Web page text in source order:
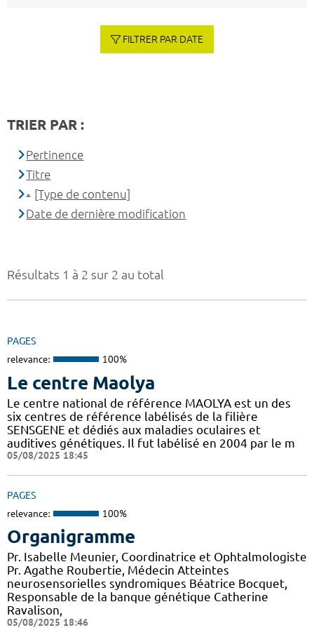
Résultats 1 à 2 sur 2 au total
PAGES
relevance: 100%
Le centre Maolya
Le centre national de référence MAOLYA est un des
six centres de référence labélisés de la filière
SENSGENE et dédiés aux maladies oculaires et
auditives génétiques. Il fut labélisé en 2004 par le m
05/08/2025 18:45
PAGES
relevance: 100%
Organigramme
Pr. Isabelle Meunier, Coordinatrice et Ophtalmologiste
Pr. Agathe Roubertie, Médecin Atteintes
neurosensorielles syndromiques Béatrice Bocquet,
Responsable de la banque génétique Catherine
Ravalison,
05/08/2025 18:46
FILTRER PAR DATE
TRIER PAR :
Pertinence
Titre
[Type de contenu]
Date de dernière modification